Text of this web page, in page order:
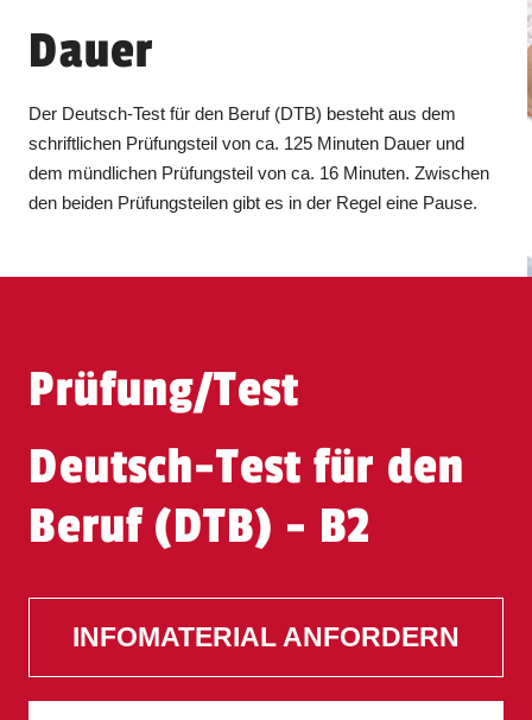
Dauer
Der Deutsch-Test für den Beruf (DTB) besteht aus dem
schriftlichen Prüfungsteil von ca. 125 Minuten Dauer und
dem mündlichen Prüfungsteil von ca. 16 Minuten. Zwischen
den beiden Prüfungsteilen gibt es in der Regel eine Pause.
Prüfung/Test
Deutsch-Test für den
Beruf (DTB) - B2
INFOMATERIAL ANFORDERN